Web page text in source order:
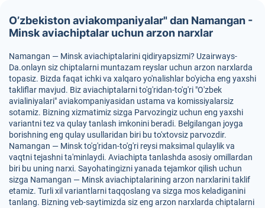
O’zbekiston aviakompaniyalar" dan Namangan -
Minsk aviachiptalar uchun arzon narxlar
Namangan — Minsk aviachiptalarini qidiryapsizmi? Uzairways-
Da.onlayn siz chiptalarni muntazam reyslar uchun arzon narxlarda
topasiz. Bizda faqat ichki va xalqaro yo'nalishlar bo'yicha eng yaxshi
takliflar mavjud. Biz aviachiptalarni to'g'ridan-to'g'ri "O'zbek
avialiniyalari" aviakompaniyasidan ustama va komissiyalarsiz
sotamiz. Bizning xizmatimiz sizga Parvozingiz uchun eng yaxshi
variantni tez va qulay tanlash imkonini beradi. Belgilangan joyga
borishning eng qulay usullaridan biri bu to'xtovsiz parvozdir.
Namangan — Minsk to'g'ridan-to'g'ri reysi maksimal qulaylik va
vaqtni tejashni ta'minlaydi. Aviachipta tanlashda asosiy omillardan
biri bu uning narxi. Sayohatingizni yanada tejamkor qilish uchun
sizga Namangan — Minsk aviachiptalarining arzon narxlarini taklif
etamiz. Turli xil variantlarni taqqoslang va sizga mos keladiganini
tanlang. Bizning veb-saytimizda siz eng arzon narxlarda chiptalarni